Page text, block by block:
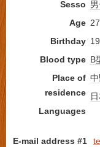
Sesso
Age
Birthday
Blood type B
Place of
residence
Languages
E-mail address #1